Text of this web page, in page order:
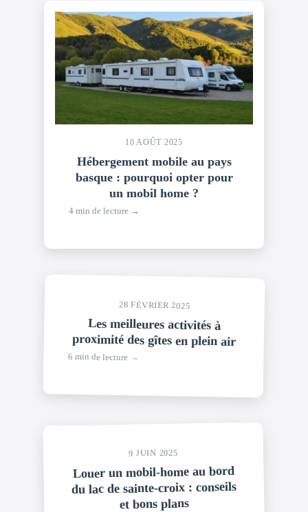
10 AOÛT 2025
Hébergement mobile au pays
basque : pourquoi opter pour
un mobil home ?
4 min de lecture →
28 FÉVRIER 2025
Les meilleures activités à
proximité des gîtes en plein air
6 min de lecture →
9 JUIN 2025
Louer un mobil-home au bord
du lac de sainte-croix : conseils
et bons plans